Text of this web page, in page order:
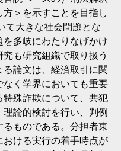
＞を示すことを目指し
て大きな社会問題とな
を多岐にわたりなげかけ
も研究組織で取り扱う
論文は、経済取引に関
なく学界においても重要
殊詐欺について、共犯
論的検討を行い、判例
ものである。分担者東
ける実行の着手時点が